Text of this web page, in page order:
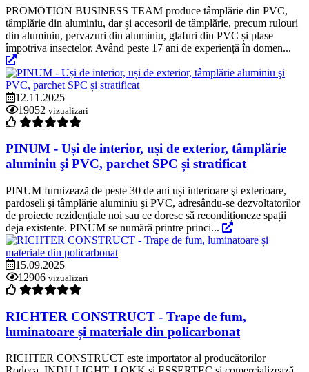
PROMOTION BUSINESS TEAM produce tâmplărie din PVC,
tâmplărie din aluminiu, dar și accesorii de tâmplărie, precum rulouri
din aluminiu, pervazuri din aluminiu, glafuri din PVC și plase
împotriva insectelor. Având peste 17 ani de experiență în domen...
12.11.2025
19052 vizualizari
PINUM - Uși de interior, uși de exterior, tâmplărie
aluminiu şi PVC, parchet SPC și stratificat
PINUM furnizează de peste 30 de ani uși interioare şi exterioare,
pardoseli şi tâmplărie aluminiu şi PVC, adresându-se dezvoltatorilor
de proiecte rezidențiale noi sau ce doresc să recondiționeze spații
deja existente. PINUM se numără printre princi...
15.09.2025
12906 vizualizari
RICHTER CONSTRUCT - Trape de fum,
luminatoare și materiale din policarbonat
RICHTER CONSTRUCT este importator al producătorilor